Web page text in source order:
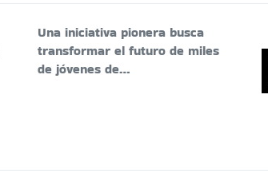
Una iniciativa pionera busca
transformar el futuro de miles
de jóvenes de…